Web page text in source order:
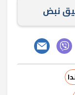
نبض